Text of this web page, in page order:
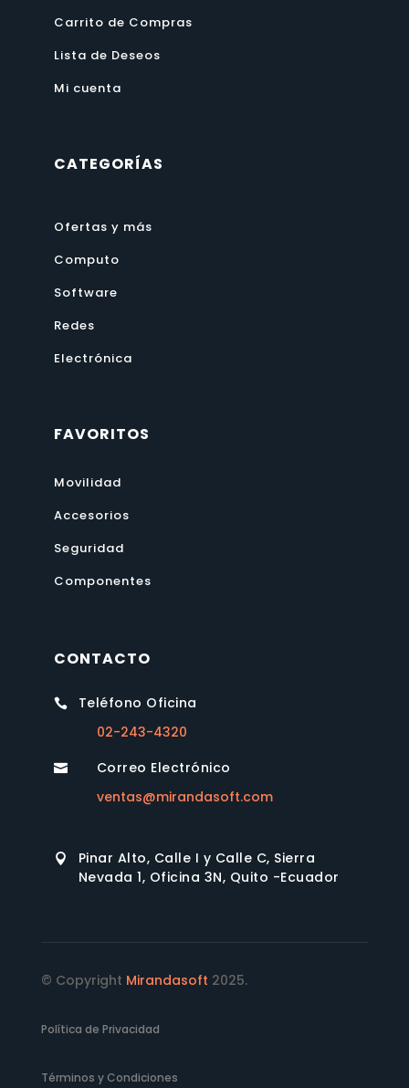
Carrito de Compras
Lista de Deseos
Mi cuenta
CATEGORÍAS
Ofertas y más
Computo
Software
Redes
Electrónica
FAVORITOS
Movilidad
Accesorios
Seguridad
Componentes
CONTACTO

Teléfono Oficina
02-243-4320

Correo Electrónico
ventas@mirandasoft.com

Pinar Alto, Calle I y Calle C, Sierra
Nevada 1, Oficina 3N, Quito -Ecuador
© Copyright Mirandasoft 2025.
Política de Privacidad
Términos y Condiciones